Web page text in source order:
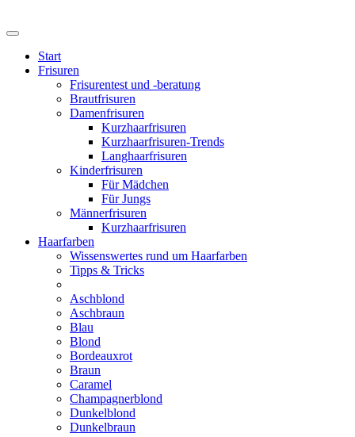
Start
Frisuren
Frisurentest und -beratung
Brautfrisuren
Damenfrisuren
Kurzhaarfrisuren
Kurzhaarfrisuren-Trends
Langhaarfrisuren
Kinderfrisuren
Für Mädchen
Für Jungs
Männerfrisuren
Kurzhaarfrisuren
Haarfarben
Wissenswertes rund um Haarfarben
Tipps & Tricks
Aschblond
Aschbraun
Blau
Blond
Bordeauxrot
Braun
Caramel
Champagnerblond
Dunkelblond
Dunkelbraun